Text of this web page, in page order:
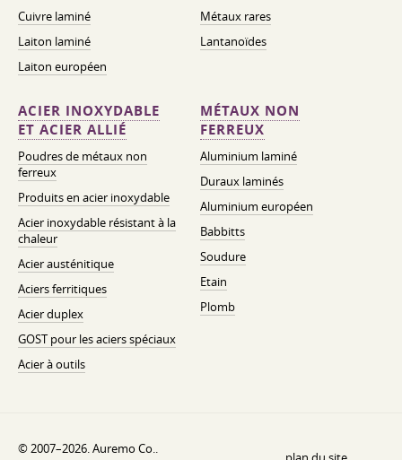
Cuivre laminé
Laiton laminé
Laiton européen
Métaux rares
Lantanoïdes
ACIER INOXYDABLE
ET ACIER ALLIÉ
Poudres de métaux non
ferreux
Produits en acier inoxydable
Acier inoxydable résistant à la
chaleur
Acier austénitique
Aciers ferritiques
Acier duplex
GOST pour les aciers spéciaux
Acier à outils
MÉTAUX NON
FERREUX
Aluminium laminé
Duraux laminés
Aluminium européen
Babbitts
Soudure
Etain
Plomb
© 2007–2026. Auremo Co..